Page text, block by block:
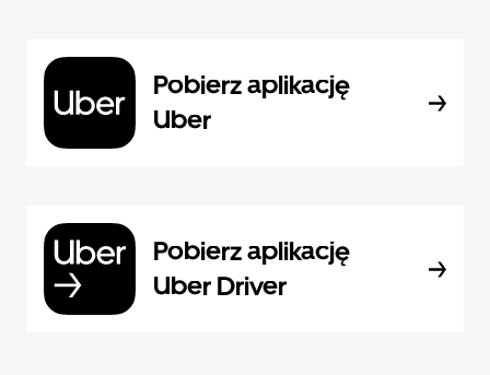
Pobierz aplikację
Uber
Pobierz aplikację
Uber Driver